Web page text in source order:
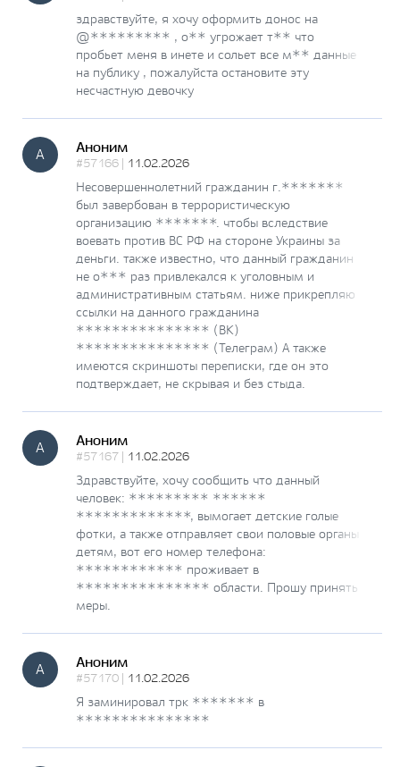
здравствуйте, я хочу оформить донос на
@********* , о** угрожает т** что
пробьет меня в инете и сольет все м** данные
на публику , пожалуйста остановите эту
несчастную девочку
А Аноним
#57166 | 11.02.2026
Несовершеннолетний гражданин г.*******
был завербован в террористическую
организацию *******. чтобы вследствие
воевать против ВС РФ на стороне Украины за
деньги. также известно, что данный гражданин
не о*** раз привлекался к уголовным и
административным статьям. ниже прикрепляю
ссылки на данного гражданина
*************** (ВК)
*************** (Телеграм) А также
имеются скриншоты переписки, где он это
подтверждает, не скрывая и без стыда.
А Аноним
#57167 | 11.02.2026
Здравствуйте, хочу сообщить что данный
человек: ********* ******
*************, вымогает детские голые
фотки, а также отправляет свои половые органы
детям, вот его номер телефона:
************ проживает в
*************** области. Прошу принять
меры.
А Аноним
#57170 | 11.02.2026
Я заминировал трк ******* в
***************